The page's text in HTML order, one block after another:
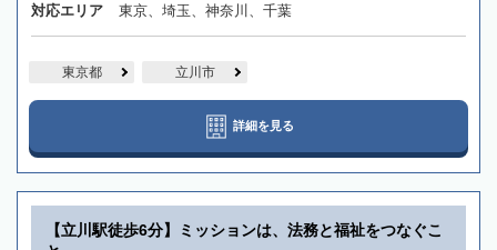
対応エリア 東京、埼玉、神奈川、千葉
東京都 立川市
詳細を見る
【立川駅徒歩6分】ミッションは、法務と福祉をつなぐこ